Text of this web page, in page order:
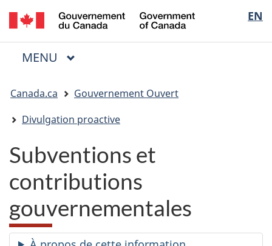
Passer
au
contenu
Passer
à
« Au
Passer
à
la
EN
of
Menu
MENU PRINCIPAL
êtes
ici
Canada.ca
Gouvernement Ouvert
Divulgation proactive
Subventions et
contributions
gouvernementales